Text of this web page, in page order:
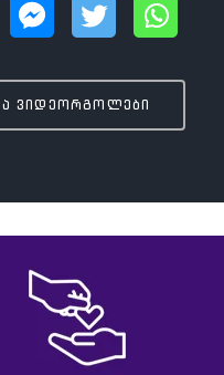
ვიდეორგოლები